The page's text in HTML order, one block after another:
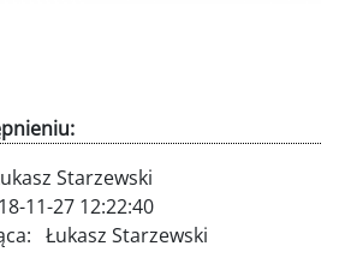
Starzewski
11-27 12:22:40
Łukasz Starzewski